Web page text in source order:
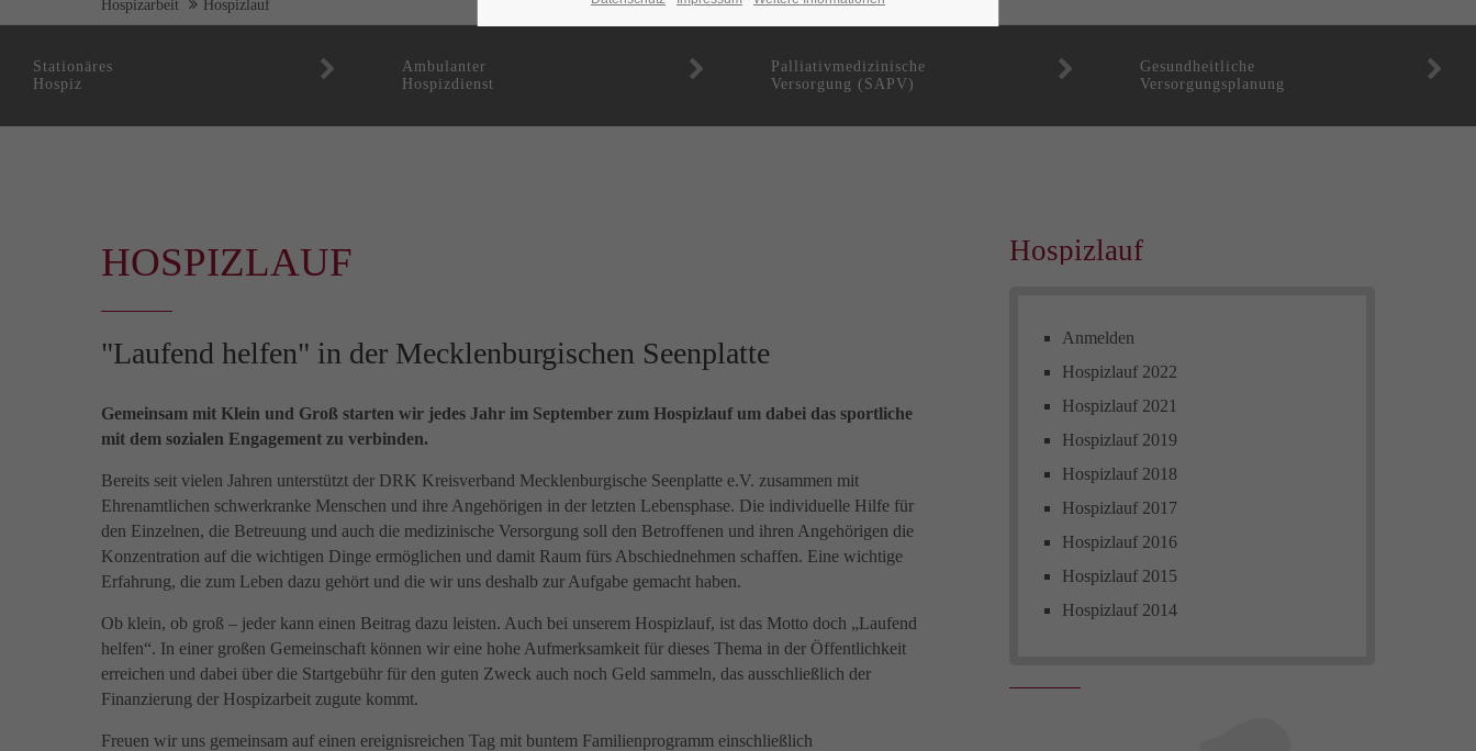
Hospizarbeit Hospizlauf
Stationäres
Hospiz
Ambulanter
Hospizdienst
Palliativmedizinische
Versorgung (SAPV)
Gesundheitliche
Versorgungsplanung
HOSPIZLAUF
"Laufend helfen" in der Mecklenburgischen Seenplatte
Gemeinsam mit Klein und Groß starten wir jedes Jahr im September zum Hospizlauf um dabei das sportliche
mit dem sozialen Engagement zu verbinden.
Bereits seit vielen Jahren unterstützt der DRK Kreisverband Mecklenburgische Seenplatte e.V. zusammen mit
Ehrenamtlichen schwerkranke Menschen und ihre Angehörigen in der letzten Lebensphase. Die individuelle Hilfe für
den Einzelnen, die Betreuung und auch die medizinische Versorgung soll den Betroffenen und ihren Angehörigen die
Konzentration auf die wichtigen Dinge ermöglichen und damit Raum fürs Abschiednehmen schaffen. Eine wichtige
Erfahrung, die zum Leben dazu gehört und die wir uns deshalb zur Aufgabe gemacht haben.
Ob klein, ob groß – jeder kann einen Beitrag dazu leisten. Auch bei unserem Hospizlauf, ist das Motto doch „Laufend
helfen“. In einer großen Gemeinschaft können wir eine hohe Aufmerksamkeit für dieses Thema in der Öffentlichkeit
erreichen und dabei über die Startgebühr für den guten Zweck auch noch Geld sammeln, das ausschließlich der
Finanzierung der Hospizarbeit zugute kommt.
Freuen wir uns gemeinsam auf einen ereignisreichen Tag mit buntem Familienprogramm einschließlich
Hospizlauf
Anmelden
Hospizlauf 2022
Hospizlauf 2021
Hospizlauf 2019
Hospizlauf 2018
Hospizlauf 2017
Hospizlauf 2016
Hospizlauf 2015
Hospizlauf 2014